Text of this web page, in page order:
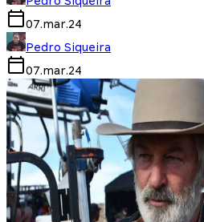
07.mar.24
Pedro Siqueira
07.mar.24